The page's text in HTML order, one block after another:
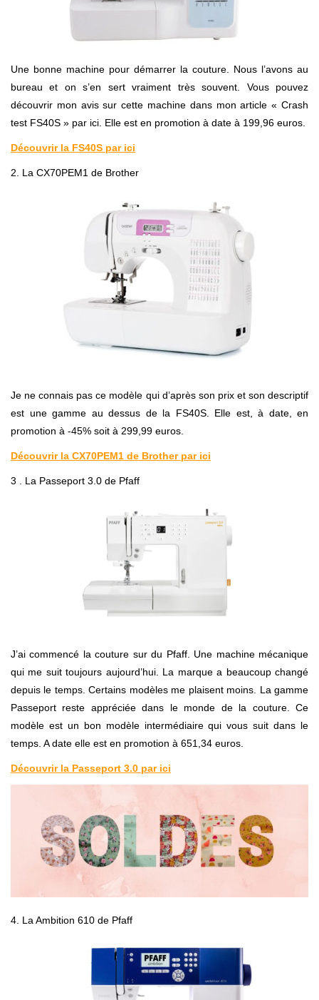
Une bonne machine pour démarrer la couture. Nous l’avons au
bureau et on s’en sert vraiment très souvent. Vous pouvez
découvrir mon avis sur cette machine dans mon article « Crash
test FS40S » par ici. Elle est en promotion à date à 199,96 euros.
Découvrir la FS40S par ici
2. La CX70PEM1 de Brother
Je ne connais pas ce modèle qui d’après son prix et son descriptif
est une gamme au dessus de la FS40S. Elle est, à date, en
promotion à -45% soit à 299,99 euros.
Découvrir la CX70PEM1 de Brother par ici
3 . La Passeport 3.0 de Pfaff
J’ai commencé la couture sur du Pfaff. Une machine mécanique
qui me suit toujours aujourd’hui. La marque a beaucoup changé
depuis le temps. Certains modèles me plaisent moins. La gamme
Passeport reste appréciée dans le monde de la couture. Ce
modèle est un bon modèle intermédiaire qui vous suit dans le
temps. A date elle est en promotion à 651,34 euros.
Découvrir la Passeport 3.0 par ici
4. La Ambition 610 de Pfaff